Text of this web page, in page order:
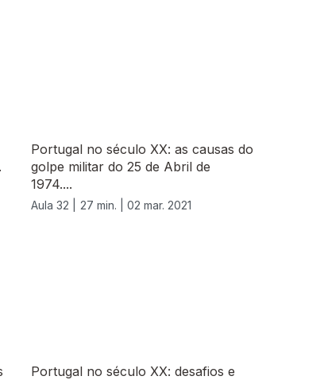
Portugal no século XX: as causas do
golpe militar do 25 de Abril de
1974....
Aula 32 | 27 min. | 02 mar. 2021
Portugal no século XX: desafios e